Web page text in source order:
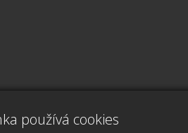
používá cookies